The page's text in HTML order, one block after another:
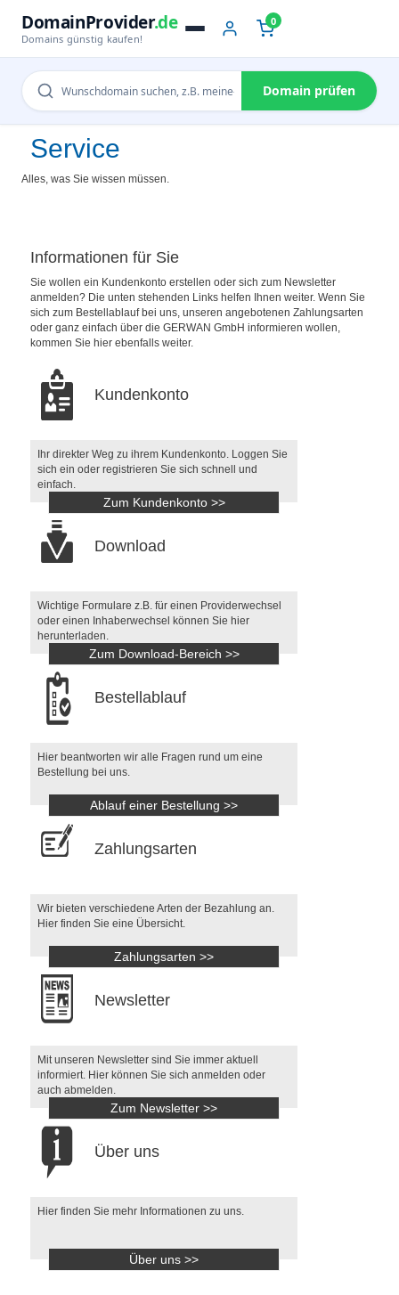
DomainProvider.de
Domains günstig kaufen!
0
Domain prüfen
Service
Alles, was Sie wissen müssen.
Informationen für Sie
Sie wollen ein Kundenkonto erstellen oder sich zum Newsletter
anmelden? Die unten stehenden Links helfen Ihnen weiter. Wenn Sie
sich zum Bestellablauf bei uns, unseren angebotenen Zahlungsarten
oder ganz einfach über die GERWAN GmbH informieren wollen,
kommen Sie hier ebenfalls weiter.
Kundenkonto
Ihr direkter Weg zu ihrem Kundenkonto. Loggen Sie
sich ein oder registrieren Sie sich schnell und
einfach.
Zum Kundenkonto >>
Download
Wichtige Formulare z.B. für einen Providerwechsel
oder einen Inhaberwechsel können Sie hier
herunterladen.
Zum Download-Bereich >>
Bestellablauf
Hier beantworten wir alle Fragen rund um eine
Bestellung bei uns.
Ablauf einer Bestellung >>
Zahlungsarten
Wir bieten verschiedene Arten der Bezahlung an.
Hier finden Sie eine Übersicht.
Zahlungsarten >>
Newsletter
Mit unseren Newsletter sind Sie immer aktuell
informiert. Hier können Sie sich anmelden oder
auch abmelden.
Zum Newsletter >>
Über uns
Hier finden Sie mehr Informationen zu uns.
Über uns >>